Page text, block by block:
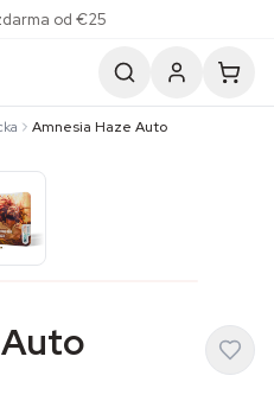
od €25
Amnesia Haze Auto